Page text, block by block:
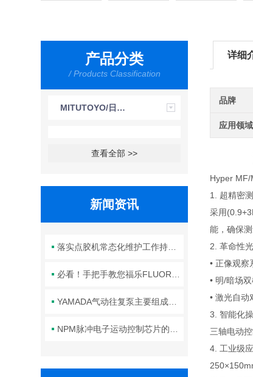
产品分类
/ Products Classification
MITUTOYO/日本三丰
查看全部 >>
新闻资讯
详细
品牌
应用领域
Hyper MF/
1. 超精密
采用
能，确保测
2. 革命性
• 正像观
• 明/暗场
• 激光自
3. 智能化
三轴电动
4. 工业级